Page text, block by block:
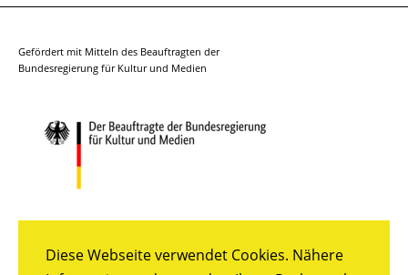
Diese Webseite verwendet Cookies. Nähere
Gefördert mit Mitteln des Beauftragten der
Bundesregierung für Kultur und Medien